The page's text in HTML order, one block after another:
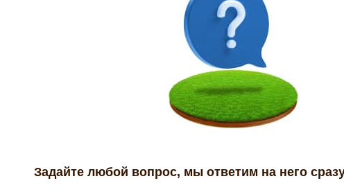
Задайте любой вопрос, мы ответим на него